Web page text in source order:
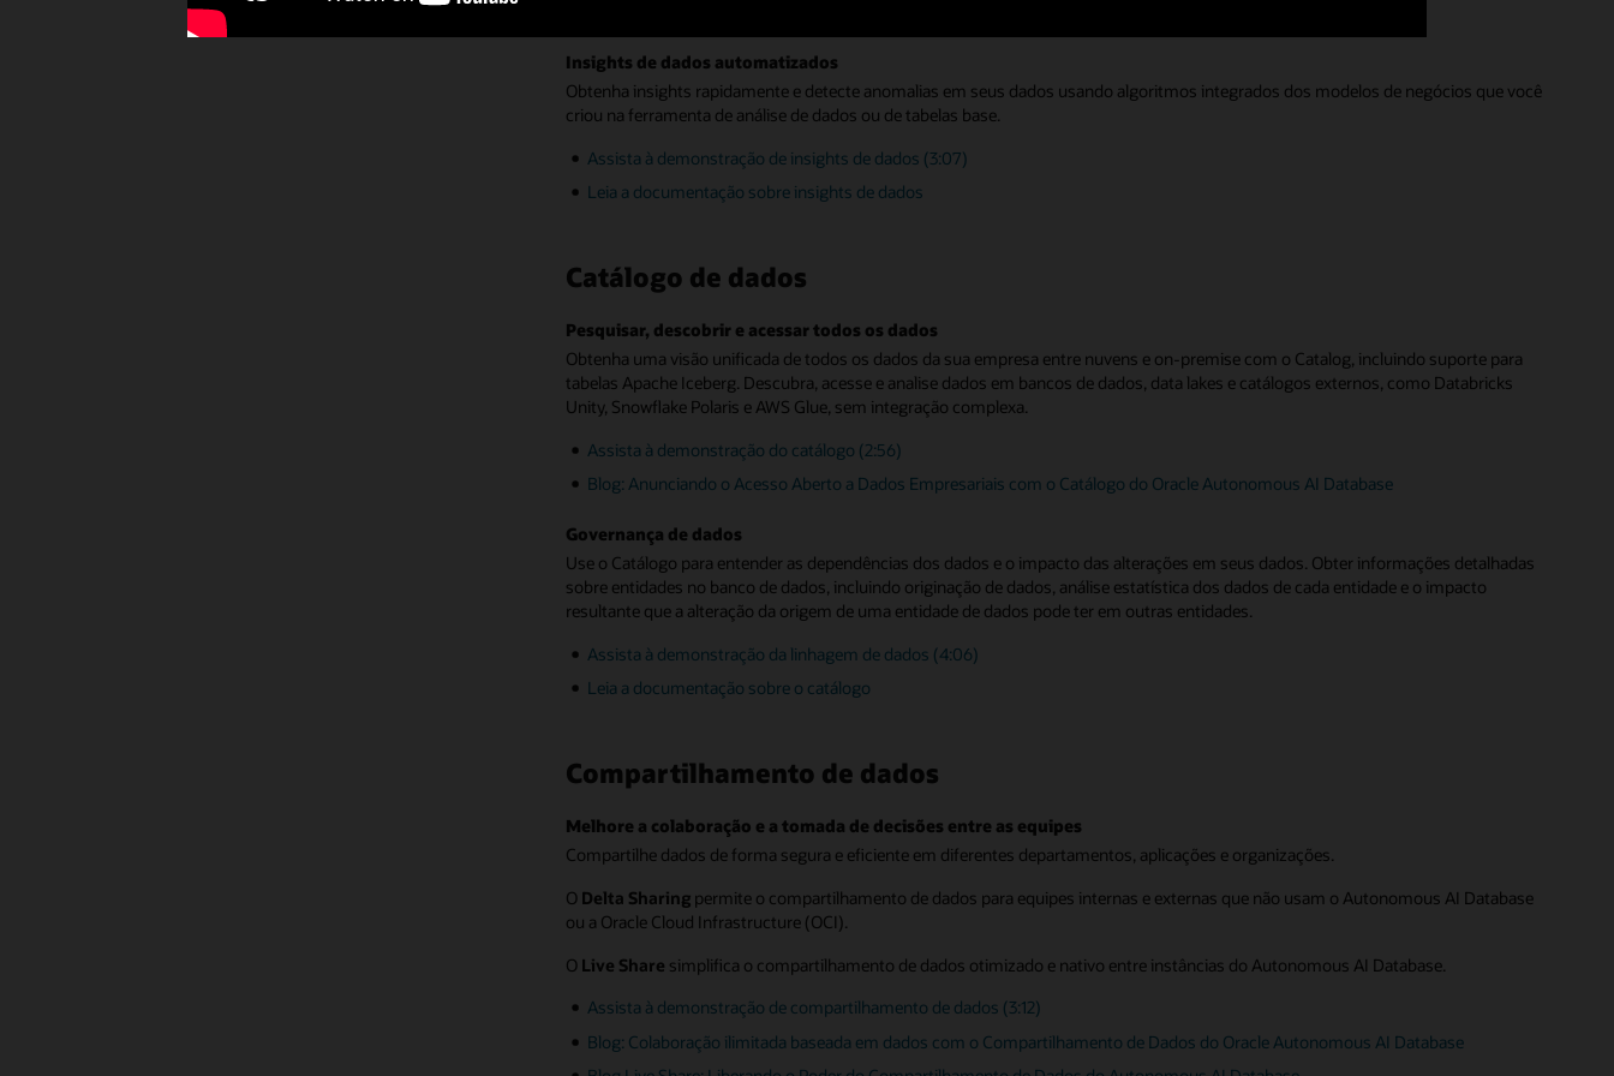
Insights de dados automatizados
Obtenha insights rapidamente e detecte anomalias em seus dados usando algoritmos integrados dos modelos de negócios que você
criou na ferramenta de análise de dados ou de tabelas base.
Assista à demonstração de insights de dados (3:07)
Leia a documentação sobre insights de dados
Catálogo de dados
Pesquisar, descobrir e acessar todos os dados
Obtenha uma visão unificada de todos os dados da sua empresa entre nuvens e on-premise com o Catalog, incluindo suporte para
tabelas Apache Iceberg. Descubra, acesse e analise dados em bancos de dados, data lakes e catálogos externos, como Databricks
Unity, Snowflake Polaris e AWS Glue, sem integração complexa.
Assista à demonstração do catálogo (2:56)
Blog: Anunciando o Acesso Aberto a Dados Empresariais com o Catálogo do Oracle Autonomous AI Database
Governança de dados
Use o Catálogo para entender as dependências dos dados e o impacto das alterações em seus dados. Obter informações detalhadas
sobre entidades no banco de dados, incluindo originação de dados, análise estatística dos dados de cada entidade e o impacto
resultante que a alteração da origem de uma entidade de dados pode ter em outras entidades.
Assista à demonstração da linhagem de dados (4:06)
Leia a documentação sobre o catálogo
Compartilhamento de dados
Melhore a colaboração e a tomada de decisões entre as equipes
Compartilhe dados de forma segura e eficiente em diferentes departamentos, aplicações e organizações.
O Delta Sharing permite o compartilhamento de dados para equipes internas e externas que não usam o Autonomous AI Database
ou a Oracle Cloud Infrastructure (OCI).
O Live Share simplifica o compartilhamento de dados otimizado e nativo entre instâncias do Autonomous AI Database.
Assista à demonstração de compartilhamento de dados (3:12)
Blog: Colaboração ilimitada baseada em dados com o Compartilhamento de Dados do Oracle Autonomous AI Database